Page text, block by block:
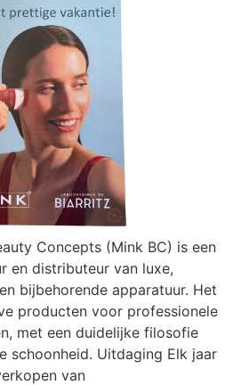
Concepts (Mink BC) is een
en distributeur van luxe,
bijbehorende apparatuur. Het
producten voor professionele
met een duidelijke filosofie
schoonheid. Uitdaging Elk jaar
van